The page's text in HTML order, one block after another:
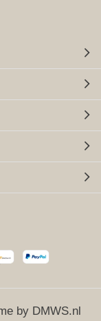
by DMWS.nl